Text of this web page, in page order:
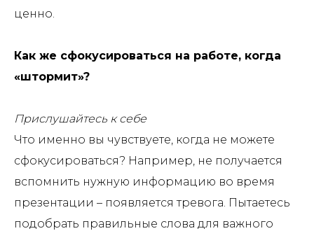
ценно.
Как же сфокусироваться на работе, когда
«штормит»?
Прислушайтесь к себе
Что именно вы чувствуете, когда не можете
сфокусироваться? Например, не получается
вспомнить нужную информацию во время
презентации – появляется тревога. Пытаетесь
подобрать правильные слова для важного